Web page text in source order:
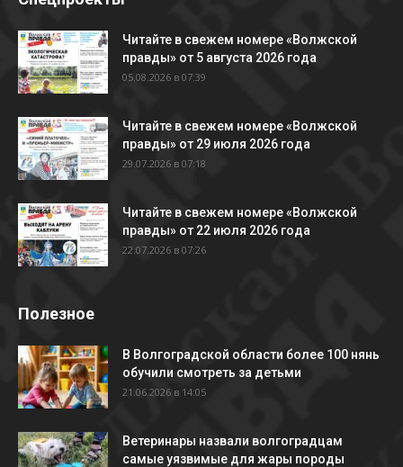
Читайте в свежем номере «Волжской
правды» от 5 августа 2026 года
05.08.2026 в 07:39
Читайте в свежем номере «Волжской
правды» от 29 июля 2026 года
29.07.2026 в 07:18
Читайте в свежем номере «Волжской
правды» от 22 июля 2026 года
22.07.2026 в 07:26
Полезное
В Волгоградской области более 100 нянь
обучили смотреть за детьми
21.06.2026 в 14:05
Ветеринары назвали волгоградцам
самые уязвимые для жары породы